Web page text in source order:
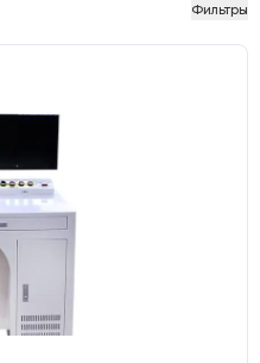
Фильтры